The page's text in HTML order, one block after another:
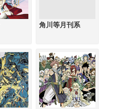
角川等月刊系